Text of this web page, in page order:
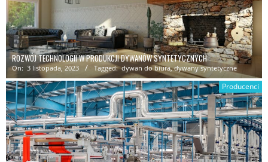
ROZWÓJ TECHNOLOGII W PRODUKCJI DYWANÓW SYNTETYCZNYCH
On: 3 listopada, 2023 Tagged: dywan do biura,dywany syntetyczne
Producenci